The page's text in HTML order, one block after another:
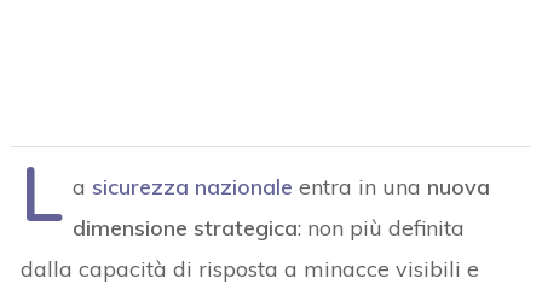
L a sicurezza nazionale entra in una nuova
dimensione strategica: non più definita
dalla capacità di risposta a minacce visibili e